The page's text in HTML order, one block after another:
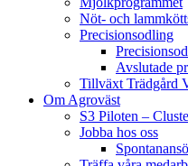
Nöt- och
Precisionsodling
Avslutade
Tillväxt Trädgård
Om Agroväst
S3 Piloten –
Jobba hos oss